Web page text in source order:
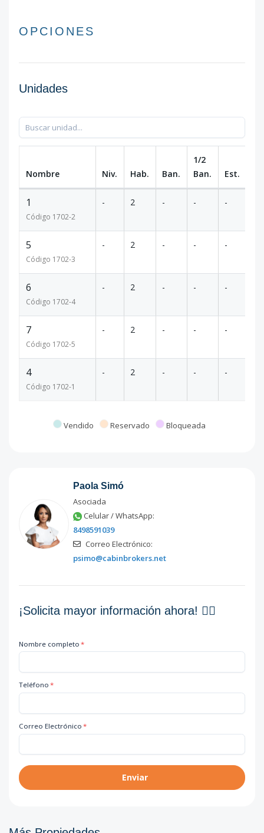
OPCIONES
Unidades
Nombre Niv. Hab. Ban.
1/2
Ban.
Est.
1
Código 1702-2
- 2 - - -
5
Código 1702-3
- 2 - - -
6
Código 1702-4
- 2 - - -
7
Código 1702-5
- 2 - - -
4
Código 1702-1
- 2 - - -
Vendido Reservado Bloqueada
Paola Simó
Asociada
Celular / WhatsApp:
8498591039
Correo Electrónico:
psimo@cabinbrokers.net
¡Solicita mayor información ahora! 👇🏽
Nombre completo *
Teléfono *
Correo Electrónico *
Enviar